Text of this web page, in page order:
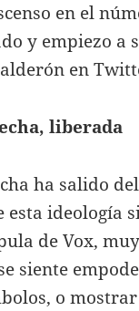
en el
y empiezo a
en
liberada
ha salido
esta ideología
de Vox,
siente
o